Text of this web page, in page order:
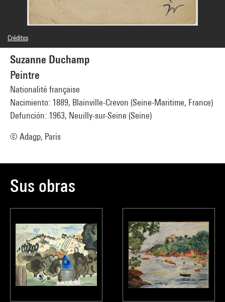
Suzanne Duchamp
Peintre
Nationalité française
Nacimiento: 1889, Blainville-Crevon (Seine-Maritime, France)
Defunción: 1963, Neuilly-sur-Seine (Seine)
© Adagp, Paris
Créditos
© Jacques Villon / Adagp, Paris
Créditos fotográficos : Centre Pompidou, MNAM-CCI/Georges Meguerditchian/Dist.
Referencia de la imagen : 4N74794
Difusión de la imagen :GrandPalaisRmnPhoto
Sus obras